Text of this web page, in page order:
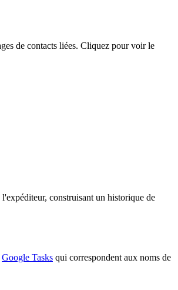
de contacts liées. Cliquez pour voir le
construisant un historique de
Google Tasks qui correspondent aux noms de